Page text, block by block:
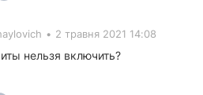
• 2 травня 2021 14:08
нельзя включить?